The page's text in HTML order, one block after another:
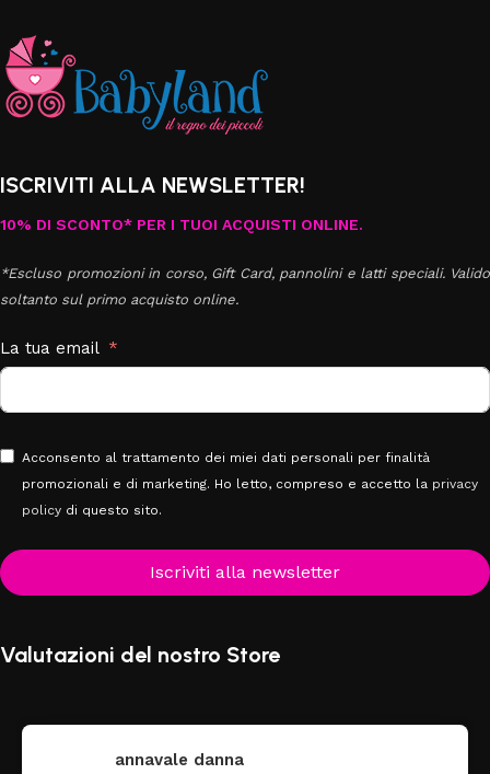
ISCRIVITI ALLA NEWSLETTER!
10% DI SCONTO* PER I TUOI ACQUISTI ONLINE.
*Escluso promozioni in corso, Gift Card, pannolini e latti speciali. Valido
soltanto sul primo acquisto online.
La tua email
Acconsento al trattamento dei miei dati personali per finalità
promozionali e di marketing. Ho letto, compreso e accetto la privacy
policy di questo sito.
Iscriviti alla newsletter
Valutazioni del nostro Store
annavale danna